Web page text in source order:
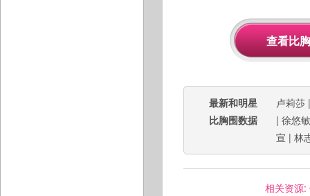
最新和明星
比胸围数据
卢莉莎
| 徐悠敏
宣 | 林
相关资源: